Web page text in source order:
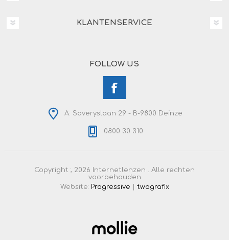
KLANTENSERVICE
FOLLOW US
A. Saveryslaan 29 - B-9800 Deinze
0800 30 310
Copyright ; 2026 Internetlenzen . Alle rechten
voorbehouden
Website: Progressive twografix